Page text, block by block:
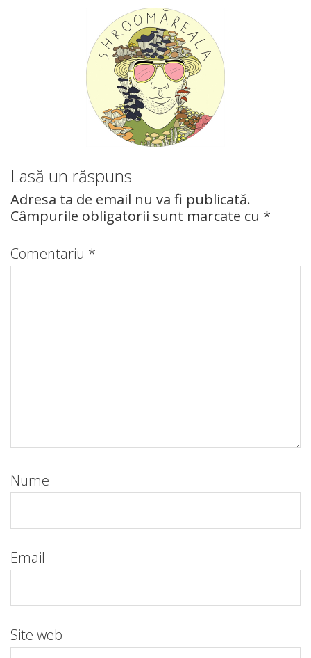
Lasă un răspuns
Adresa ta de email nu va fi publicată.
Câmpurile obligatorii sunt marcate cu *
Comentariu *
Nume
Email
Site web